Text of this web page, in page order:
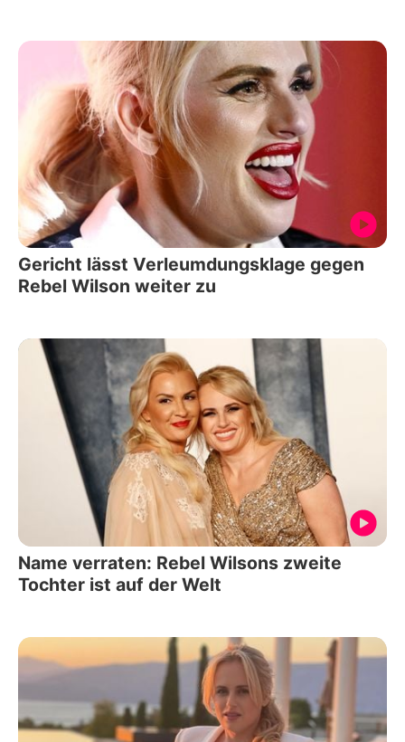
Gericht lässt Verleumdungsklage gegen
Rebel Wilson weiter zu
Name verraten: Rebel Wilsons zweite
Tochter ist auf der Welt